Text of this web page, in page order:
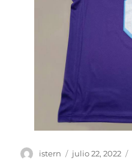
Autor
istern
Publicado
julio 22, 2022